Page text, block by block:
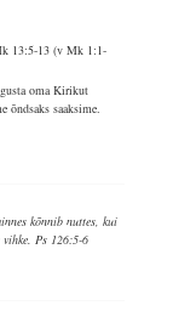
13:5-13 (v Mk 1:1-
oma Kirikut
õndsaks saaksime.
kõnnib nuttes, kui
vihke. Ps 126:5-6